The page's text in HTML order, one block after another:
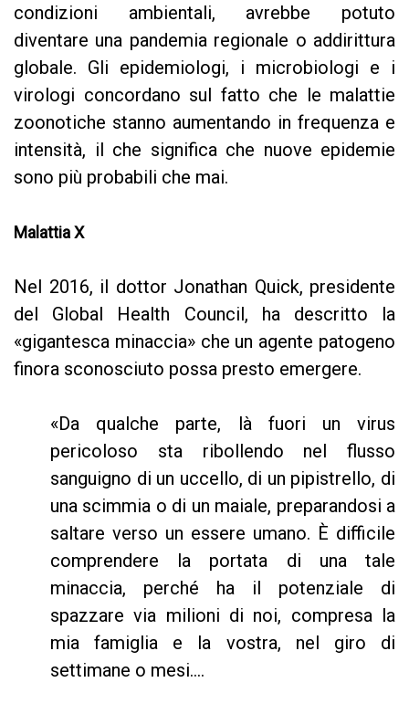
condizioni ambientali, avrebbe potuto
diventare una pandemia regionale o addirittura
globale. Gli epidemiologi, i microbiologi e i
virologi concordano sul fatto che le malattie
zoonotiche stanno aumentando in frequenza e
intensità, il che significa che nuove epidemie
sono più probabili che mai.
Malattia X
Nel 2016, il dottor Jonathan Quick, presidente
del Global Health Council, ha descritto la
«gigantesca minaccia» che un agente patogeno
finora sconosciuto possa presto emergere.
«Da qualche parte, là fuori un virus
pericoloso sta ribollendo nel flusso
sanguigno di un uccello, di un pipistrello, di
una scimmia o di un maiale, preparandosi a
saltare verso un essere umano. È difficile
comprendere la portata di una tale
minaccia, perché ha il potenziale di
spazzare via milioni di noi, compresa la
mia famiglia e la vostra, nel giro di
settimane o mesi....